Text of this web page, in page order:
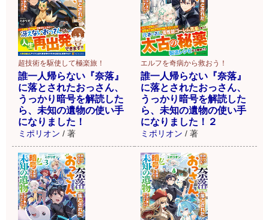
超技術を駆使して極楽旅！
誰一人帰らない『奈落』
に落とされたおっさん、
うっかり暗号を解読した
ら、未知の遺物の使い手
になりました！
ミポリオン / 著
エルフを奇病から救おう！
誰一人帰らない『奈落』
に落とされたおっさん、
うっかり暗号を解読した
ら、未知の遺物の使い手
になりました！２
ミポリオン / 著